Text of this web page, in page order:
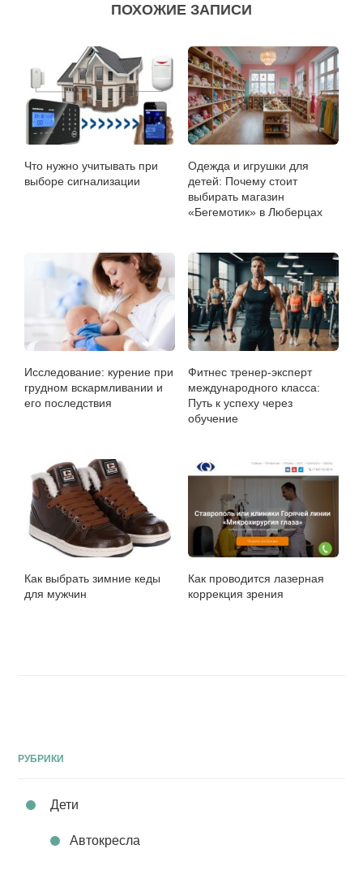
ПОХОЖИЕ ЗАПИСИ
Что нужно учитывать при
выборе сигнализации
Одежда и игрушки для
детей: Почему стоит
выбирать магазин
«Бегемотик» в Люберцах
Исследование: курение при
грудном вскармливании и
его последствия
Фитнес тренер-эксперт
международного класса:
Путь к успеху через
обучение
Как выбрать зимние кеды
для мужчин
Как проводится лазерная
коррекция зрения
РУБРИКИ
Дети
Автокресла